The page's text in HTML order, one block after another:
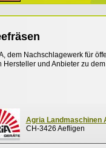
dem Nachschlagewerk für
Hersteller und Anbieter zu
Agria Landmaschinen
CH-3426 Aefligen